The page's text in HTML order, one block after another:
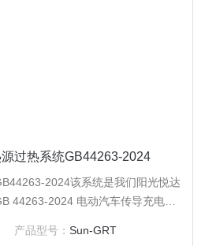
过热系统GB44263-2024
2024该系统是我们阳光悦达
44263-2024 电动汽车传导充电系
产品型号：Sun-GRT